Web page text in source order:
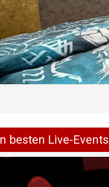
besten Live-Events